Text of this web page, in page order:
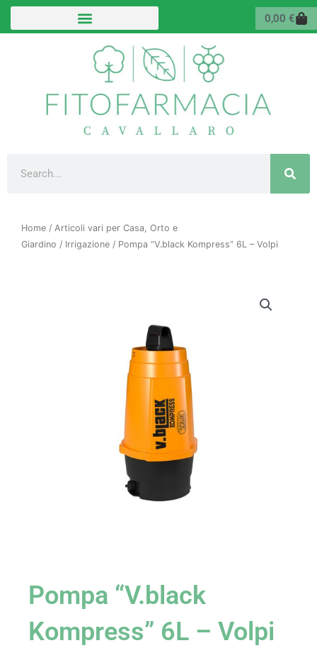
Vai
0,00 €
Home / Articoli vari per Casa, Orto e
Giardino / Irrigazione / Pompa “V.black Kompress” 6L – Volpi
Pompa “V.black
Kompress” 6L – Volpi